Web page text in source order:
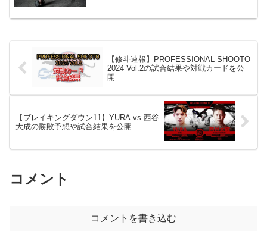
【修斗速報】PROFESSIONAL SHOOTO
2024 Vol.2の試合結果や対戦カードを公
開
【ブレイキングダウン11】YURA vs 西谷
大成の勝敗予想や試合結果を公開
コメント
コメントを書き込む